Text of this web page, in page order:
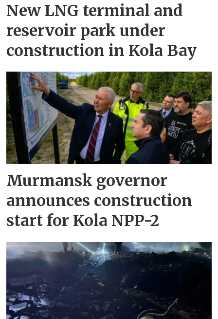
New LNG terminal and
reservoir park under
construction in Kola Bay
Murmansk governor
announces construction
start for Kola NPP-2